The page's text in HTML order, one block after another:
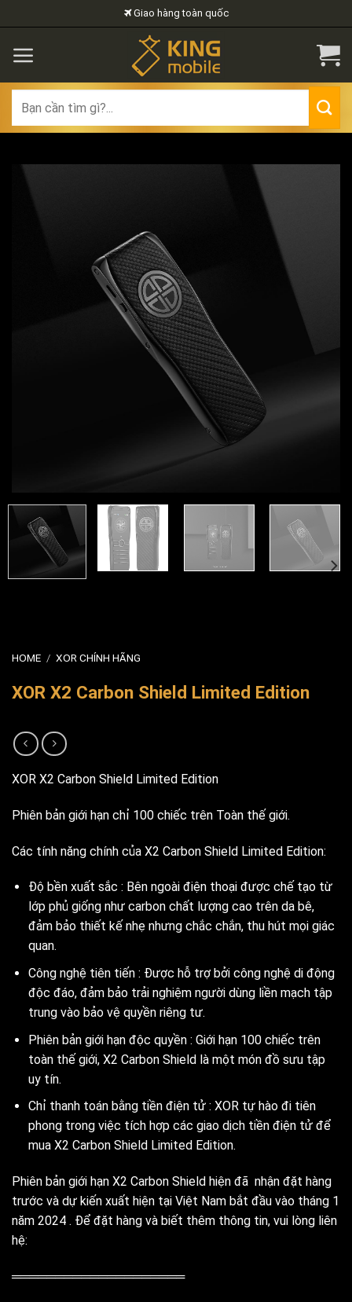
to
content
Giao hàng toàn quốc
for:
HOME / XOR CHÍNH HÃNG
XOR X2 Carbon Shield Limited Edition
XOR X2 Carbon Shield Limited Edition
Phiên bản giới hạn chỉ 100 chiếc trên Toàn thế giới.
Các tính năng chính của X2 Carbon Shield Limited Edition:
Độ bền xuất sắc : Bên ngoài điện thoại được chế tạo từ
lớp phủ giống như carbon chất lượng cao trên da bê,
đảm bảo thiết kế nhẹ nhưng chắc chắn, thu hút mọi giác
quan.
Công nghệ tiên tiến : Được hỗ trợ bởi công nghệ di động
độc đáo, đảm bảo trải nghiệm người dùng liền mạch tập
trung vào bảo vệ quyền riêng tư.
Phiên bản giới hạn độc quyền : Giới hạn 100 chiếc trên
toàn thế giới, X2 Carbon Shield là một món đồ sưu tập
uy tín.
Chỉ thanh toán bằng tiền điện tử : XOR tự hào đi tiên
phong trong việc tích hợp các giao dịch tiền điện tử để
mua X2 Carbon Shield Limited Edition.
Phiên bản giới hạn X2 Carbon Shield hiện đã nhận đặt hàng
trước và dự kiến ​​xuất hiện tại Việt Nam bắt đầu vào tháng 1
năm 2024 . Để đặt hàng và biết thêm thông tin, vui lòng liên
hệ:
════════════════════